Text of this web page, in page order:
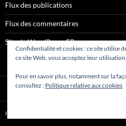
Flux des publications
Flux des commentaires
Site de WordPress-FR
Fièrement propulsé par WordPress
Confidentialité et cookies : ce site utilise
ce site Web, vous acceptez leur utilisation.
Pour en savoir plus, notamment sur la
consultez : Politique relative aux cookies